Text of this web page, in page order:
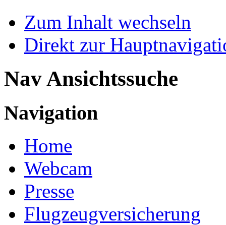
Zum Inhalt wechseln
Direkt zur
Nav Ansichtssuche
Navigation
Home
Webcam
Presse
Flugzeugversicherung